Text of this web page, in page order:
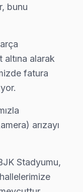
modelleri
bunu
altına alarak
fatura
arızayı
Stadyumu,